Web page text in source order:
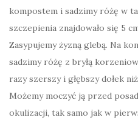
kompostem i sadzimy różę w
szczepienia znajdowało się 5
Zasypujemy żyzną glebą. Na
sadzimy różę z bryłą
razy szerszy i głębszy dołek
Możemy moczyć ją przed
okulizacji, tak samo jak w